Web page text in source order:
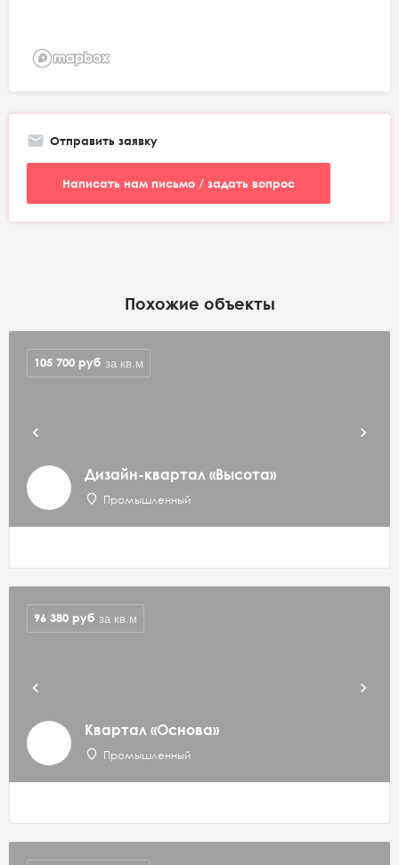
Отправить заявку
Написать нам письмо / задать вопрос
Похожие объекты
Дизайн-квартал «Высота»
Промышленный
105 700 руб за кв.м
Квартал «Основа»
Промышленный
96 380 руб за кв.м